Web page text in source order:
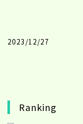
2023/12/27
Ranking